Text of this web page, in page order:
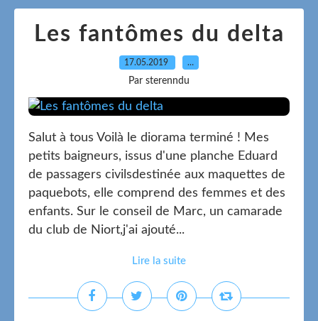
Les fantômes du delta
17.05.2019 …
Par sterenndu
Salut à tous Voilà le diorama terminé ! Mes
petits baigneurs, issus d'une planche Eduard
de passagers civilsdestinée aux maquettes de
paquebots, elle comprend des femmes et des
enfants. Sur le conseil de Marc, un camarade
du club de Niort,j'ai ajouté...
Lire la suite